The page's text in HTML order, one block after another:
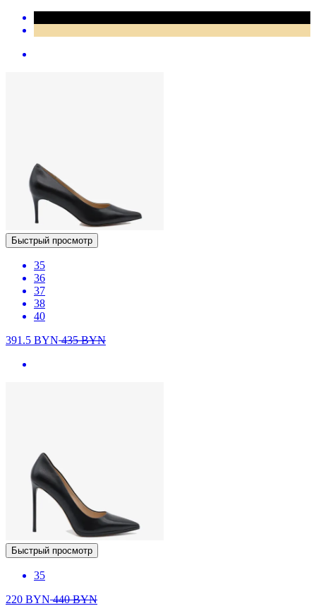
Быстрый просмотр
35
36
37
38
40
391.5 BYN435BYN
Быстрый просмотр
35
220 BYN440BYN